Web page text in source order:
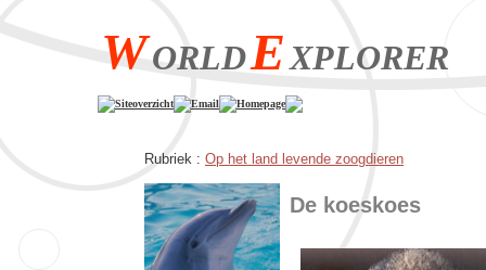
WORLDEXPLORER
Siteoverzicht Email Homepage
Rubriek : Op het land levende zoogdieren
De koeskoes